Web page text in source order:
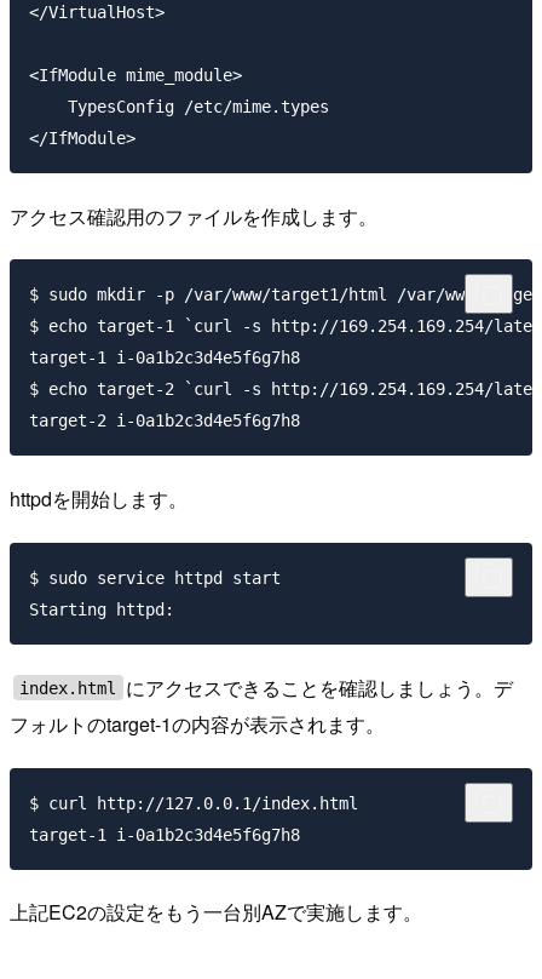
</VirtualHost>
<IfModule mime_module>
    TypesConfig /etc/mime.types
アクセス確認用のファイルを作成します。
$ sudo mkdir -p /var/www/target1/html /var/www/
$ echo target-1 `curl -s http://169.254.169.254/
target-1 i-0a1b2c3d4e5f6g7h8
$ echo target-2 `curl -s http://169.254.169.254/
httpdを開始します。
$ sudo service httpd start
index.html
にアクセスできることを確認しましょう。デ
フォルトのtarget-1の内容が表示されます。
$ curl http://127.0.0.1/index.html
上記EC2の設定をもう一台別AZで実施します。